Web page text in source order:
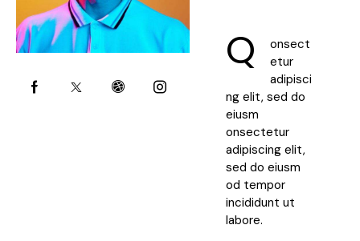
Q
onsect
etur
adipisci
ng elit, sed do
eiusm
onsectetur
adipiscing elit,
sed do eiusm
od tempor
incididunt ut
labore.